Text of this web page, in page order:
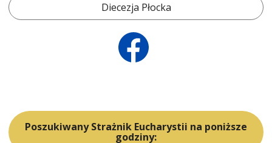
Diecezja Płocka
Poszukiwany Strażnik Eucharystii na poniższe
godziny: